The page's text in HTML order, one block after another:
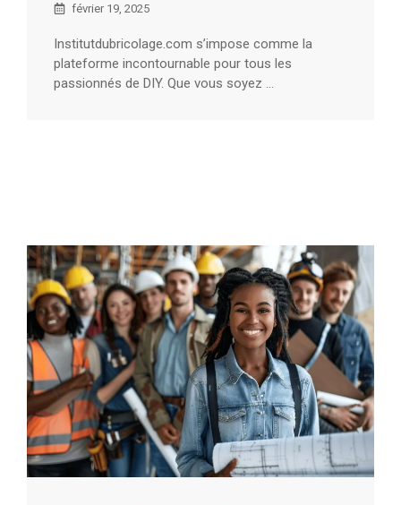
février 19, 2025
Institutdubricolage.com s’impose comme la
plateforme incontournable pour tous les
passionnés de DIY. Que vous soyez ...